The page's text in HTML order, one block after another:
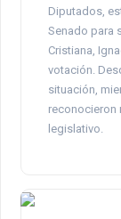
Diputados,
Senado para
Cristiana,
votación.
situación,
reconocieron
legislativo.